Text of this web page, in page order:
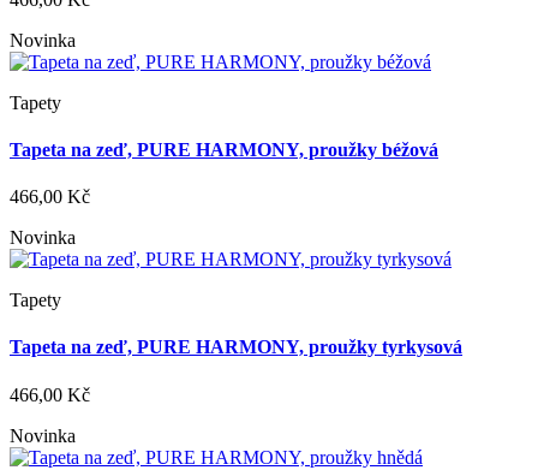
Novinka
Tapety
Tapeta na zeď, PURE HARMONY, proužky béžová
466,00 Kč
Novinka
Tapety
Tapeta na zeď, PURE HARMONY, proužky tyrkysová
466,00 Kč
Novinka